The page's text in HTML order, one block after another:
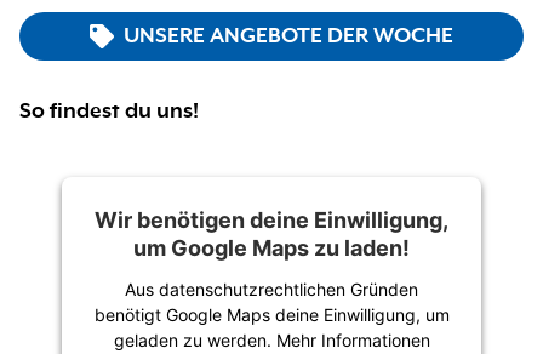
UNSERE ANGEBOTE DER WOCHE
So findest du uns!
Wir benötigen deine Einwilligung,
um Google Maps zu laden!
Aus datenschutzrechtlichen Gründen
benötigt Google Maps deine Einwilligung, um
geladen zu werden. Mehr Informationen